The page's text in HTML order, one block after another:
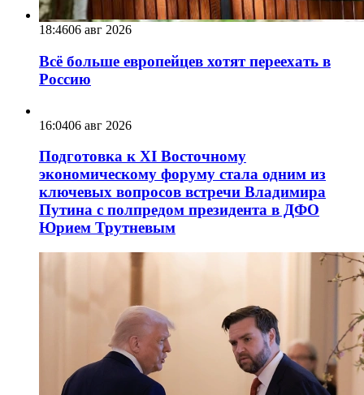
18:4606 авг 2026
Всё больше европейцев хотят переехать в
Россию
16:0406 авг 2026
Подготовка к XI Восточному
экономическому форуму стала одним из
ключевых вопросов встречи Владимира
Путина с полпредом президента в ДФО
Юрием Трутневым